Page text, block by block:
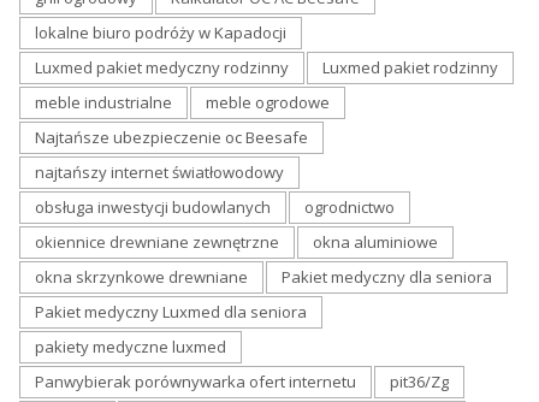
lokalne biuro podróży w Kapadocji
Luxmed pakiet medyczny rodzinny
Luxmed pakiet rodzinny
meble industrialne
meble ogrodowe
Najtańsze ubezpieczenie oc Beesafe
najtańszy internet światłowodowy
obsługa inwestycji budowlanych
ogrodnictwo
okiennice drewniane zewnętrzne
okna aluminiowe
okna skrzynkowe drewniane
Pakiet medyczny dla seniora
Pakiet medyczny Luxmed dla seniora
pakiety medyczne luxmed
Panwybierak porównywarka ofert internetu
pit36/Zg